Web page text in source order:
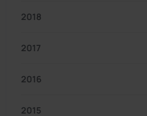
2018
2017
2016
2015